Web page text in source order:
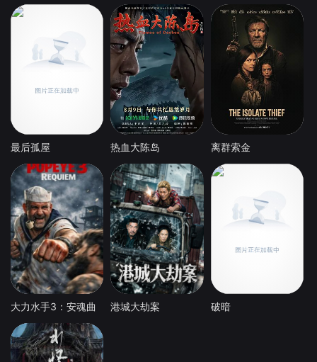
最后孤屋 热血大陈岛 离群索金
大力水手3：安魂曲 港城大劫案 破暗